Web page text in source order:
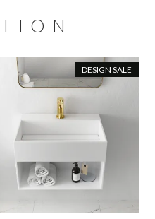
DESIGN SALE